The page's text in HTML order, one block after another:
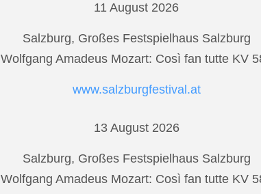
11 August 2026
Salzburg, Großes Festspielhaus Salzburg
Wolfgang Amadeus Mozart: Così fan tutte KV
www.salzburgfestival.at
13 August 2026
Salzburg, Großes Festspielhaus Salzburg
Wolfgang Amadeus Mozart: Così fan tutte KV